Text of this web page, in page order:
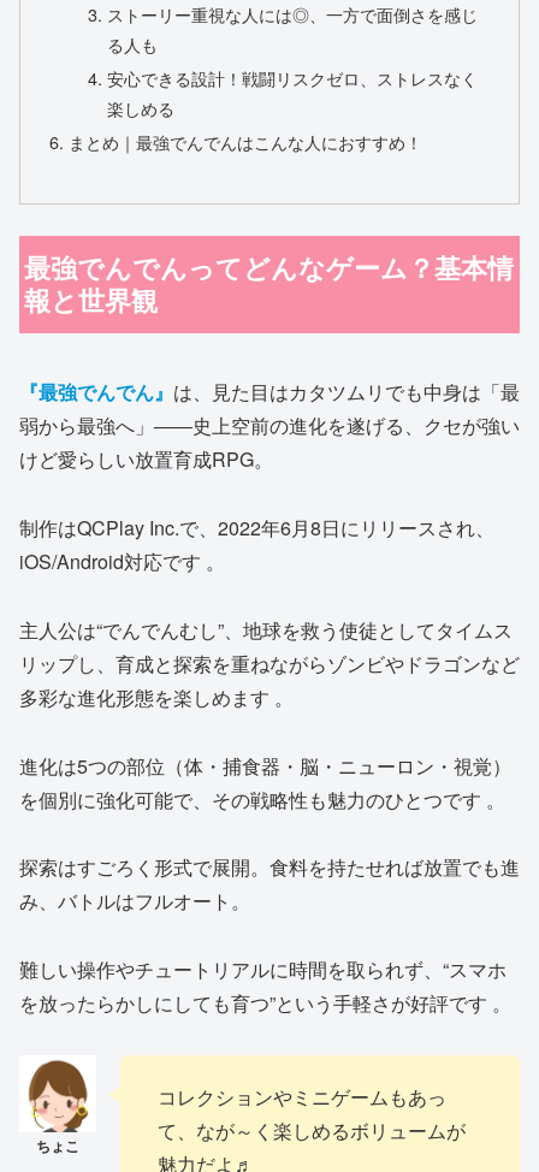
ストーリー重視な人には◎、一方で面倒さを感じ
る人も
安心できる設計！戦闘リスクゼロ、ストレスなく
楽しめる
まとめ｜最強でんでんはこんな人におすすめ！
最強でんでんってどんなゲーム？基本情
報と世界観
『最強でんでん』 は、見た目はカタツムリでも中身は「最
弱から最強へ」――史上空前の進化を遂げる、クセが強い
けど愛らしい放置育成RPG。
制作はQCPlay Inc.で、2022年6月8日にリリースされ、
iOS/Android対応です 。
主人公は“でんでんむし”、地球を救う使徒としてタイムス
リップし、育成と探索を重ねながらゾンビやドラゴンなど
多彩な進化形態を楽しめます 。
進化は5つの部位（体・捕食器・脳・ニューロン・視覚）
を個別に強化可能で、その戦略性も魅力のひとつです 。
探索はすごろく形式で展開。食料を持たせれば放置でも進
み、バトルはフルオート。
難しい操作やチュートリアルに時間を取られず、“スマホ
を放ったらかしにしても育つ”という手軽さが好評です 。
コレクションやミニゲームもあっ
て、なが～く楽しめるボリュームが
魅力だよ♬